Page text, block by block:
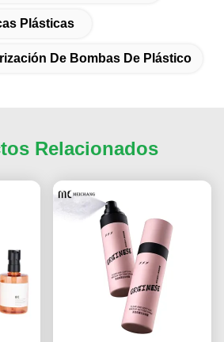
Plásticas
De Bombas De Plástico
Relacionados